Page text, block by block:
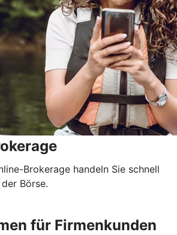
Brokerage handeln Sie schnell
Börse.
für Firmenkunden